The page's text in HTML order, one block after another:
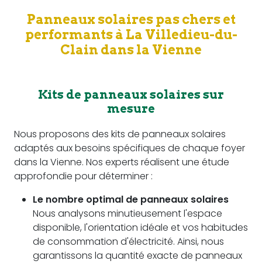
Panneaux solaires pas chers et
performants à La Villedieu-du-
Clain dans la Vienne
Kits de panneaux solaires sur
mesure
Nous proposons des kits de panneaux solaires
adaptés aux besoins spécifiques de chaque foyer
dans la Vienne. Nos experts réalisent une étude
approfondie pour déterminer :
Le nombre optimal de panneaux solaires
Nous analysons minutieusement l'espace
disponible, l'orientation idéale et vos habitudes
de consommation d'électricité. Ainsi, nous
garantissons la quantité exacte de panneaux